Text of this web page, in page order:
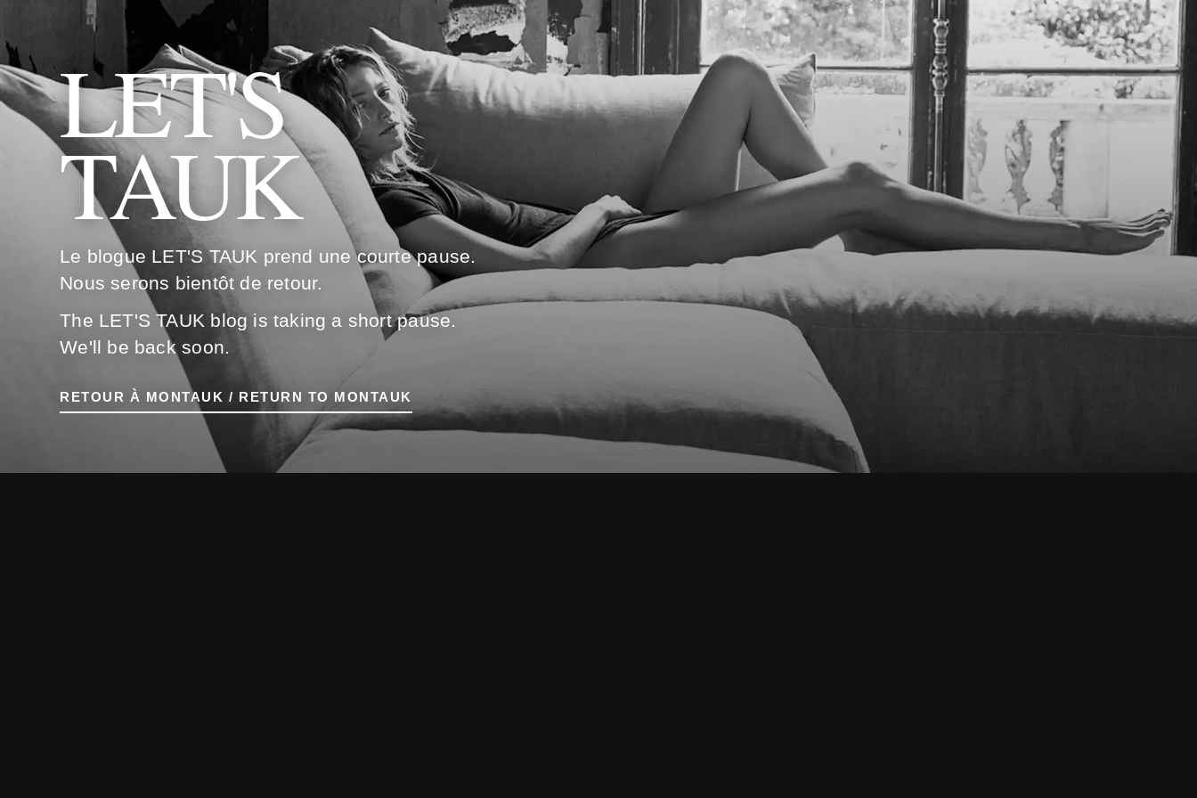
LET'S
TAUK
Le blogue LET'S TAUK prend une courte pause.
Nous serons bientôt de retour.
The LET'S TAUK blog is taking a short pause.
We'll be back soon.
RETOUR À MONTAUK / RETURN TO MONTAUK